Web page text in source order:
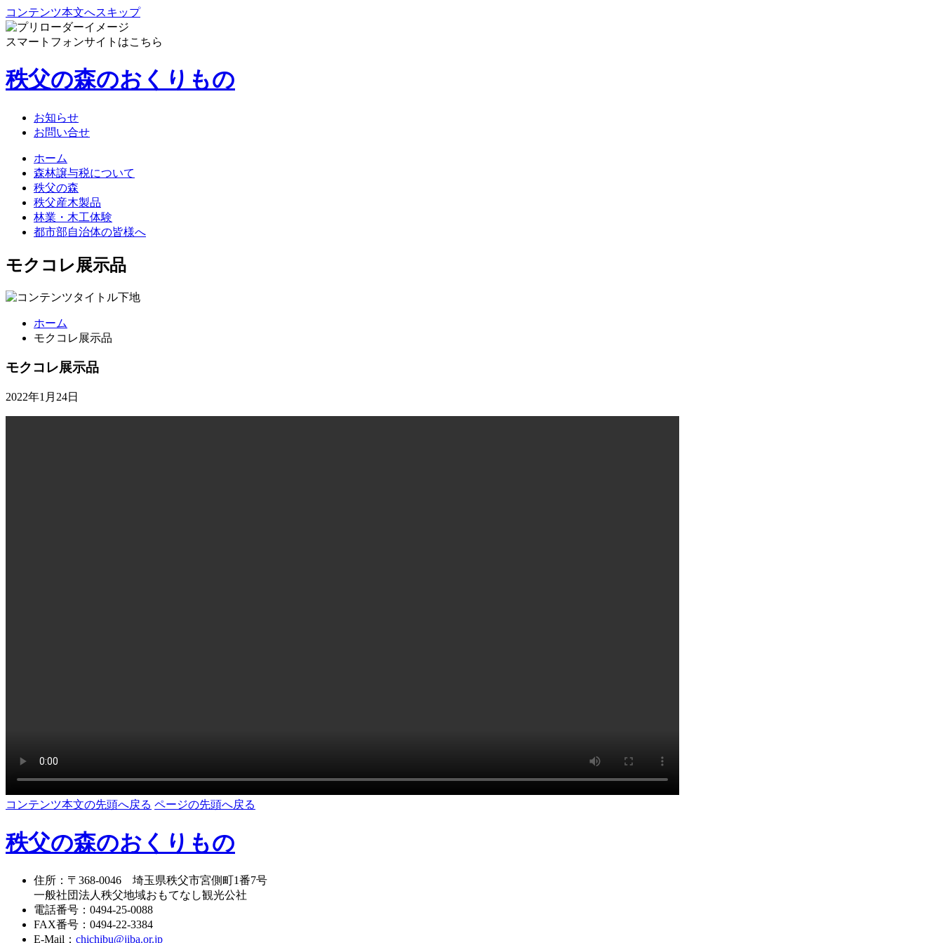
コンテンツ本文へスキップ
スマートフォンサイトはこちら
秩父の森のおくりもの
お知らせ
お問い合せ
ホーム
森林譲与税について
秩父の森
秩父産木製品
林業・木工体験
都市部自治体の皆様へ
モクコレ展示品
ホーム
モクコレ展示品
モクコレ展示品
2022年1月24日
コンテンツ本文の先頭へ戻る ページの先頭へ戻る
秩父の森のおくりもの
住所 ： 〒368-0046 埼玉県秩父市宮側町1番7号
一般社団法人秩父地域おもてなし観光公社
電話番号 ： 0494-25-0088
FAX番号 ： 0494-22-3384
E-Mail ： chichibu@jiba.or.jp